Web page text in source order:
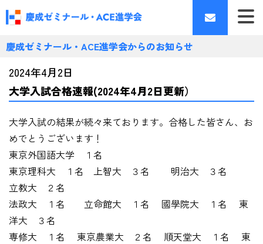
慶成ゼミナール・ACE進学会からのお知らせ
2024年4月2日
大学入試合格速報(2024年4月2日更新）
大学入試の結果が続々来ております。合格した皆さん、お
めでとうございます！
東京外国語大学 １名
東京理科大 １名 上智大 ３名 明治大 ３名
立教大 ２名
法政大 １名 立命館大 １名 國學院大 １名 東
洋大 ３名
専修大 １名 東京農業大 ２名 順天堂大 １名 東